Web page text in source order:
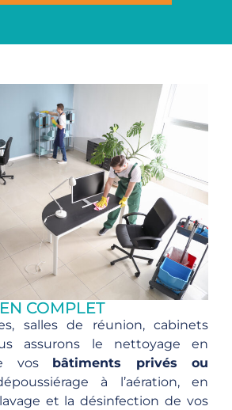
COMPLET
salles de réunion, cabinets
assurons le nettoyage en
vos bâtiments privés ou
à l’aération, en
et la désinfection de vos